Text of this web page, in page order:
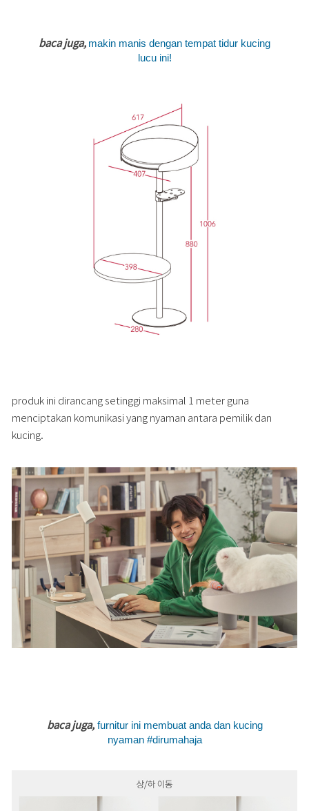
baca juga, makin manis dengan tempat tidur kucing
lucu ini!
produk ini dirancang setinggi maksimal 1 meter guna
menciptakan komunikasi yang nyaman antara pemilik dan
kucing.
baca juga,furnitur ini membuat anda dan kucing
nyaman #dirumahaja